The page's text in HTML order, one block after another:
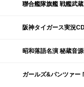
聯合艦隊旗艦 戦艦武
阪神タイガース実況
昭和落語名演 秘蔵音